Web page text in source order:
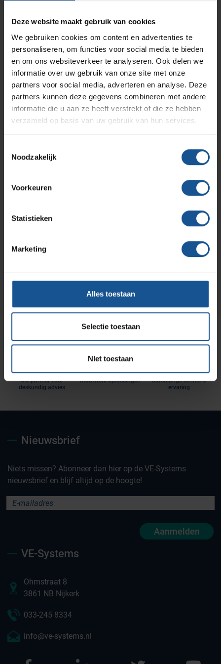
Deze website maakt gebruik van cookies
We gebruiken cookies om content en advertenties te
personaliseren, om functies voor social media te bieden
en om ons websiteverkeer te analyseren. Ook delen we
informatie over uw gebruik van onze site met onze
partners voor social media, adverteren en analyse. Deze
partners kunnen deze gegevens combineren met andere
informatie die u aan ze heeft verstrekt of die ze hebben
verzameld op basis van uw gebruik van hun services.
Noodzakelijk
Voorkeuren
Statistieken
Marketing
Alles toestaan
Selectie toestaan
NIet toestaan
opslag. De productie van maatwerk is in eigen beheer. VE-
Systems speelt zowel op standaard als specifieke
maatwerk vraagstukken snel en flexibel in op
klantspecificaties en komt daarmee tot creatieve en
efficiënte oplossingen.
Het productassortiment van VE-Systems is overzichtelijk
gerangschikt en door de handige filters vindt u snel het
juiste product binnen ons uitgebreide assortiment. Direct al
behoefte aan contact met een medewerker die kennis heeft
van uw branche? Neem dancontactmet ons op.
Offerte
Wilt u direct een vrijblijvende offerte voor dit product
Systems.
Offerte aanvragen
Uw partner voor
deskundig advies
Maatwerk oplossingen
Jarenlange kennis &
ervaring
Nieuwsbrief
Niets missen? Abonneer dan hier op de VE-Systems
nieuwsbrief en blijf altijd op de hoogte!
Aanmelden
VE-Systems
Ohmstraat 8
3861 NB Nijkerk
033-245 8334
info@ve-systems.nl
Branches
Solutions
RVS Werkplekinrichting
Productlijnen
Medische afvalverpakkingen
Infectiepreventie en hygiëne
Assortiment
Onze merken
Hammerlit
Septodry
Metro
Zarges
Contact
Ons team
Klantcases
Vacatures